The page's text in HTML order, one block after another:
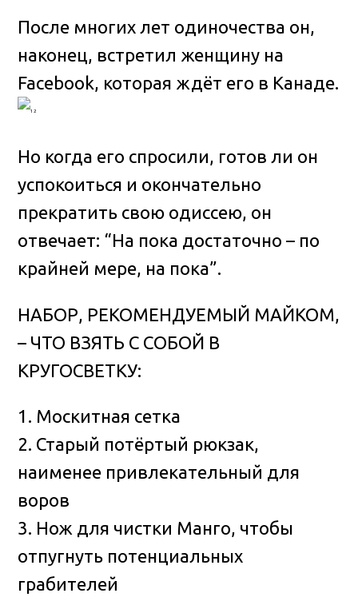
После многих лет одиночества он,
наконец, встретил женщину на
Facebook, которая ждёт его в Канаде.
Но когда его спросили, готов ли он
успокоиться и окончательно
прекратить свою одиссею, он
отвечает: “На пока достаточно – по
крайней мере, на пока”.
НАБОР, РЕКОМЕНДУЕМЫЙ МАЙКОМ,
– ЧТО ВЗЯТЬ С СОБОЙ В
КРУГОСВЕТКУ:
1. Москитная сетка
2. Старый потёртый рюкзак,
наименее привлекательный для
воров
3. Нож для чистки Манго, чтобы
отпугнуть потенциальных
грабителей